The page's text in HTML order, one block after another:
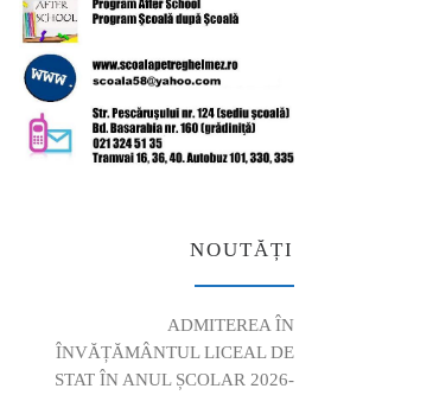
NOUTĂȚI
ADMITEREA ÎN
ÎNVĂȚĂMÂNTUL LICEAL DE
STAT ÎN ANUL ȘCOLAR 2026-